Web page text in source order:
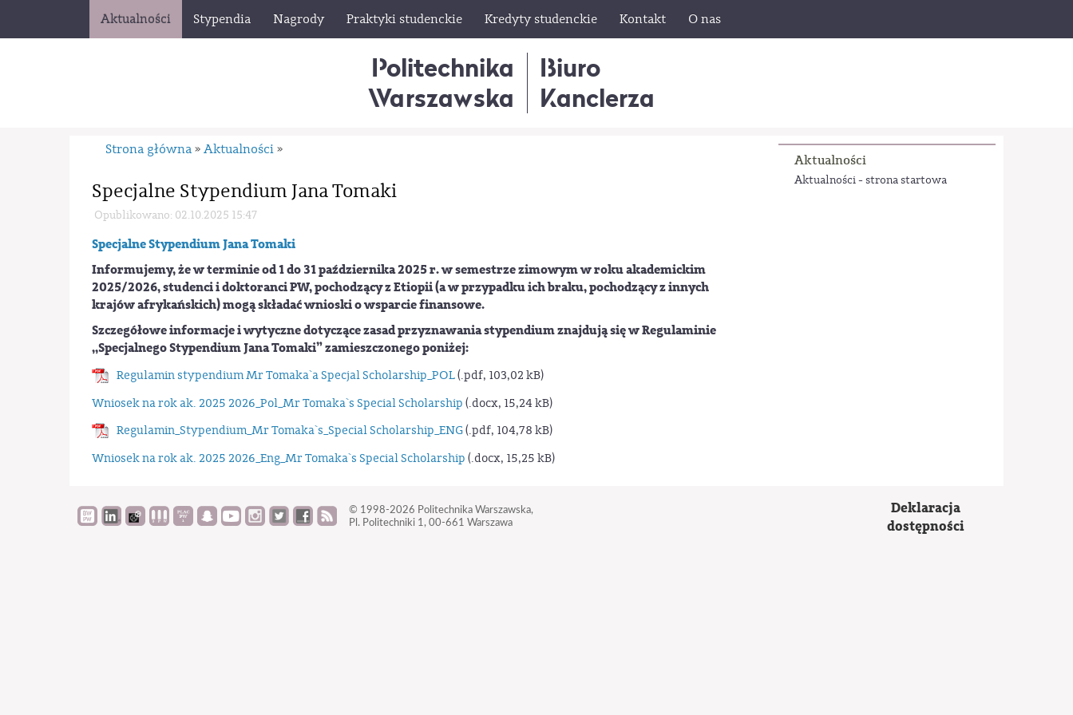
Aktualności Stypendia Nagrody Praktyki studenckie Kredyty studenckie Kontakt O nas
Politechnika
Warszawska
Biuro
Kanclerza
Aktualności
Aktualności - strona startowa
Strona główna » Aktualności »
Specjalne Stypendium Jana Tomaki
Opublikowano: 02.10.2025 15:47
Specjalne Stypendium Jana Tomaki
Informujemy, że w terminie od 1 do 31 października 2025 r. w semestrze zimowym w roku akademickim
2025/2026, studenci i doktoranci PW, pochodzący z Etiopii (a w przypadku ich braku, pochodzący z innych
krajów afrykańskich) mogą składać wnioski o wsparcie finansowe.
Szczegółowe informacje i wytyczne dotyczące zasad przyznawania stypendium znajdują się w Regulaminie
,,Specjalnego Stypendium Jana Tomaki” zamieszczonego poniżej:
Regulamin stypendium Mr Tomaka`a Specjal Scholarship_POL(.pdf, 103,02 kB)
Wniosek na rok ak. 2025 2026_Pol_Mr Tomaka`s Special Scholarship (.docx, 15,24 kB)
Regulamin_Stypendium_Mr Tomaka`s_Special Scholarship_ENG(.pdf, 104,78 kB)
Wniosek na rok ak. 2025 2026_Eng_Mr Tomaka`s Special Scholarship (.docx, 15,25 kB)
© 1998-2026 Politechnika Warszawska,
Pl. Politechniki 1, 00-661 Warszawa
Deklaracja
dostępności